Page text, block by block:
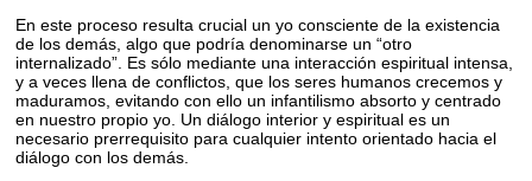
En este proceso resulta crucial un yo consciente de la existencia
de los demás, algo que podría denominarse un “otro
internalizado”. Es sólo mediante una interacción espiritual intensa,
y a veces llena de conflictos, que los seres humanos crecemos y
maduramos, evitando con ello un infantilismo absorto y centrado
en nuestro propio yo. Un diálogo interior y espiritual es un
necesario prerrequisito para cualquier intento orientado hacia el
diálogo con los demás.